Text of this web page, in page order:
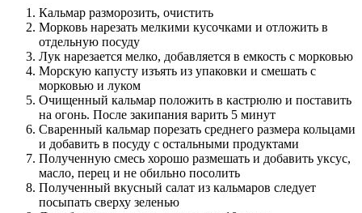
Кальмар разморозить, очистить
Морковь нарезать мелкими кусочками и отложить в
отдельную посуду
Лук нарезается мелко, добавляется в емкость с морковью
Морскую капусту изъять из упаковки и смешать с
морковью и луком
Очищенный кальмар положить в кастрюлю и поставить
на огонь. После закипания варить 5 минут
Сваренный кальмар порезать среднего размера кольцами
и добавить в посуду с остальными продуктами
Полученную смесь хорошо размешать и добавить уксус,
масло, перец и не обильно посолить
Полученный вкусный салат из кальмаров следует
посыпать сверху зеленью